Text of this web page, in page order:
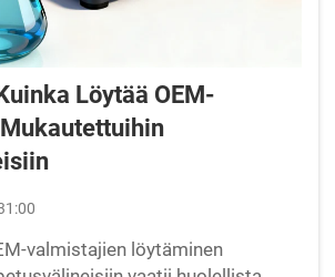
Löytää OEM-
valmistajien löytäminen